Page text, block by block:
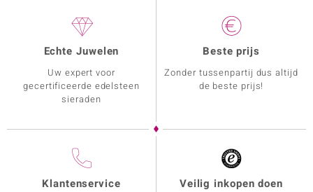
Echte Juwelen
Uw expert voor
gecertificeerde edelsteen
sieraden
Beste prijs
Zonder tussenpartij dus altijd
de beste prijs!
Klantenservice Veilig inkopen doen